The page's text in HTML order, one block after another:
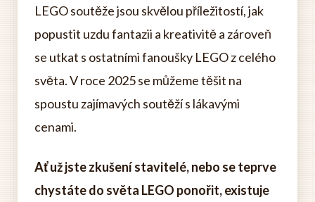
LEGO soutěže jsou skvělou příležitostí, jak
popustit uzdu fantazii a kreativitě a zároveň
se utkat s ostatními fanoušky LEGO z celého
světa. V roce 2025 se můžeme těšit na
spoustu zajímavých soutěží s lákavými
cenami.
Ať už jste zkušení stavitelé, nebo se teprve
chystáte do světa LEGO ponořit, existuje